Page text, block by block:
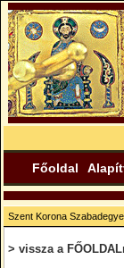
Főoldal
Szent Korona
> vissza a